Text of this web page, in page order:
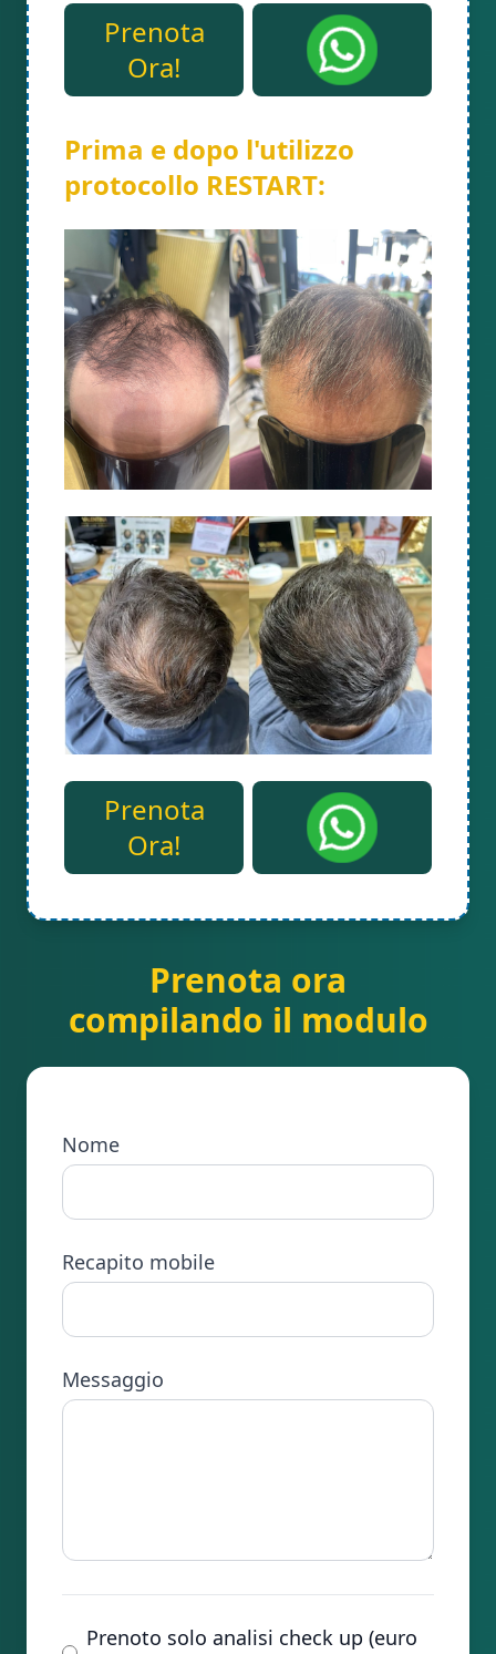
Prenota
Ora!
Prima e dopo l'utilizzo
protocollo RESTART:
Prenota
Ora!
Prenota ora
compilando il modulo
Nome
Recapito mobile
Messaggio
Prenoto solo analisi check up (euro